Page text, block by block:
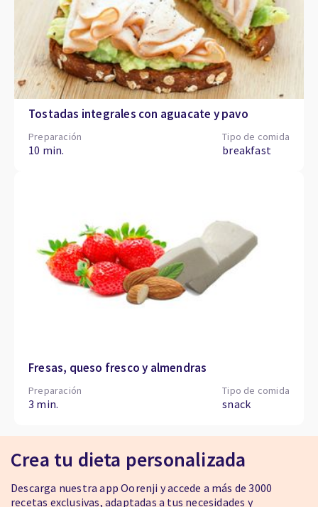
Tostadas integrales con aguacate y pavo
Preparación
10 min.
Tipo de comida
breakfast
Fresas, queso fresco y almendras
Preparación
3 min.
Tipo de comida
snack
Crea tu dieta personalizada
Descarga nuestra app Oorenji y accede a más de 3000
recetas exclusivas, adaptadas a tus necesidades y